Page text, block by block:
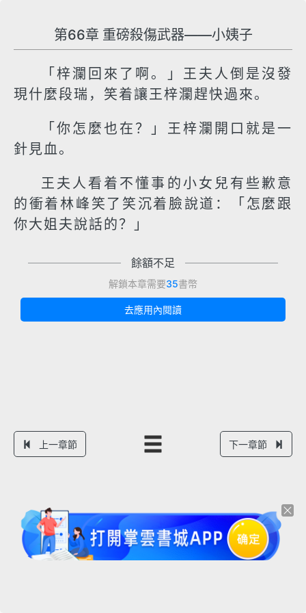
第66章 重磅殺傷武器——小姨子
「梓瀾回來了啊。」王夫人倒是沒發
現什麼段瑞，笑着讓王梓瀾趕快過來。
「你怎麼也在？」王梓瀾開口就是一
針見血。
王夫人看着不懂事的小女兒有些歉意
的衝着林峰笑了笑沉着臉說道：「怎麼跟
你大姐夫說話的？」
餘額不足
解鎖本章需要35書幣
去應用內閱讀
上一章節 下一章節